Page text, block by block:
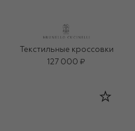
Текстильные кроссовки
127 000 ₽